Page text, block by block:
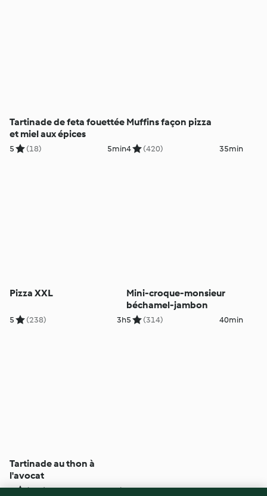
Tartinade de feta fouettée
et miel aux épices
5 (18) 5min
Muffins façon pizza
4 (420) 35min
Pizza XXL
5 (238) 3h
Mini-croque-monsieur
béchamel-jambon
5 (314) 40min
Tartinade au thon à
l'avocat
5 (514) 10min